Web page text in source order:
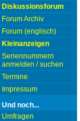
Diskussionsforum
Forum Archiv
Forum (englisch)
Kleinanzeigen
Seriennummern
anmelden / suchen
Termine
Impressum
Und noch...
Umfragen